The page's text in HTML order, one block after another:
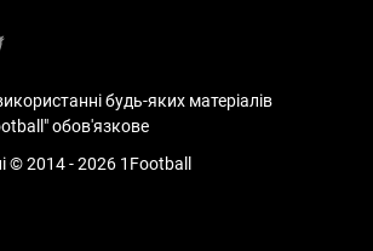
будь-яких матеріалів
обов'язкове
© 2014 - 2026 1Football